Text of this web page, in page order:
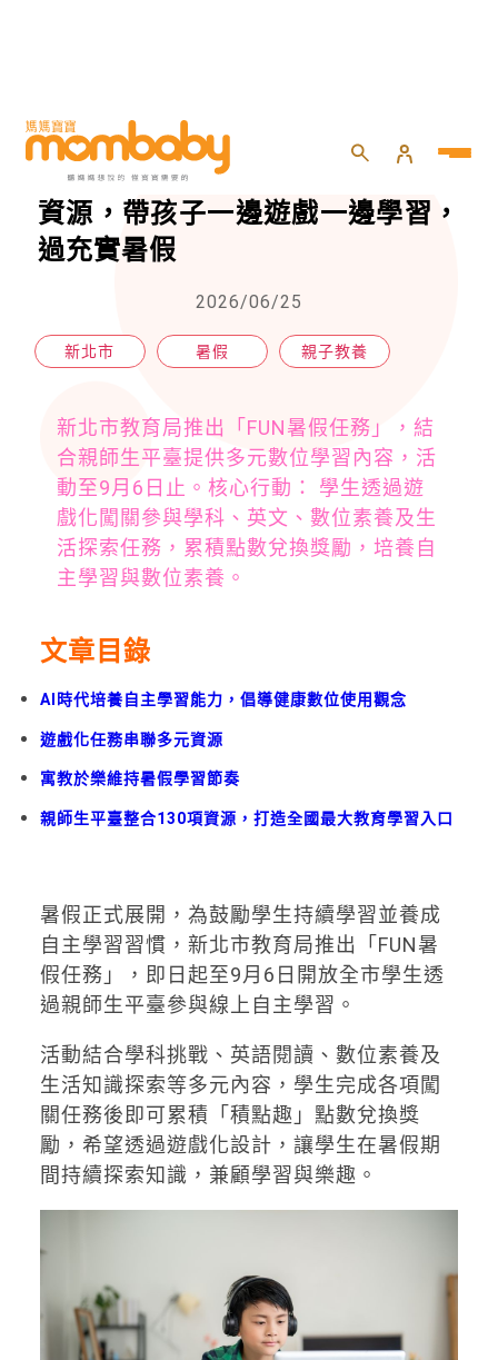
HOME 親子 親子教養
新北推「FUN暑假任務」超多線上
資源，帶孩子一邊遊戲一邊學習，
過充實暑假
2026/06/25
新北市 暑假 親子教養
新北市教育局推出「FUN暑假任務」，結
合親師生平臺提供多元數位學習內容，活
動至9月6日止。核心行動： 學生透過遊
戲化闖關參與學科、英文、數位素養及生
活探索任務，累積點數兌換獎勵，培養自
主學習與數位素養。
文章目錄
AI時代培養自主學習能力，倡導健康數位使用觀念
遊戲化任務串聯多元資源
寓教於樂維持暑假學習節奏
親師生平臺整合130項資源，打造全國最大教育學習入口
暑假正式展開，為鼓勵學生持續學習並養成
自主學習習慣，新北市教育局推出「FUN暑
假任務」，即日起至9月6日開放全市學生透
過親師生平臺參與線上自主學習。
活動結合學科挑戰、英語閱讀、數位素養及
生活知識探索等多元內容，學生完成各項闖
關任務後即可累積「積點趣」點數兌換獎
勵，希望透過遊戲化設計，讓學生在暑假期
間持續探索知識，兼顧學習與樂趣。